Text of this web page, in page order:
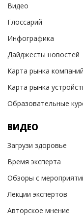
Видео
Глоссарий
Инфографика
Дайджесты новостей
Карта рынка компаний
Карта рынка
Образовательные
ВИДЕО
Загрузи здоровье
Время эксперта
Обзоры с
Лекции экспертов
Авторское мнение